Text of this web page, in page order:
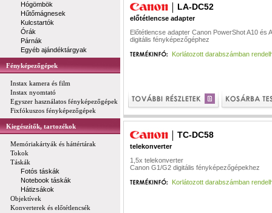
Hógömbök
Hűtőmágnesek
Kulcstartók
Órák
Párnák
Egyéb ajándéktárgyak
Fényképezőgépek
Instax kamera és film
Instax nyomtató
Egyszer használatos fényképezőgépek
Fixfókuszos fényképezőgépek
Kiegészítők, tartozékok
Memóriakártyák és háttértárak
Tokok
Táskák
Fotós táskák
Notebook táskák
Hátizsákok
Objektívek
Konverterek és előtétlencsék
LA-DC52
előtétlencse adapter
Előtétlencse adapter Canon PowerShot A10 és
digitális fényképezőgéphez
Korlátozott darabszámban
TC-DC58
telekonverter
1,5x telekonverter
Canon G1/G2 digitális fényképezőgépekhez
Korlátozott darabszámban